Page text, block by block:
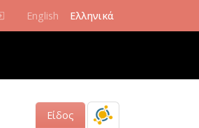
English Ελληνικά
Είδος